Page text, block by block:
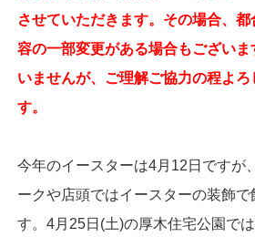
させていただきます。その場合、
容の一部変更がある場合もござい
いませんが、ご理解ご協力の程よろ
す。
今年のイースターは4月12日ですが
ークや店頭ではイースターの装飾で
す。4月25日(土)の厚木住宅公園で